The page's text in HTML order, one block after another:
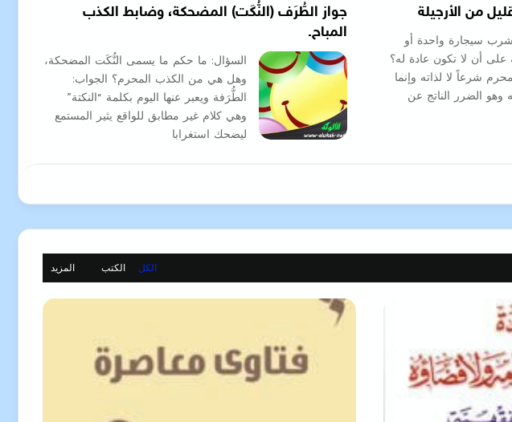
من الأرجيلة
سيجارة واحدة أو
على أن لا تكون عادة له؟
شرعاً لا لذاته وإنما
وهو الضرر الناتج عن
جواز الطُّرَف (النُّكَت) المضحكة، وضابط الكذب
المباح.
السؤال: ما حكم ما يسمى النُّكَت المضحكة،
وهل هي من الكذب المحرم؟ الجواب:
الطُّرَفة ويعبر عنها اليوم بكلمة “النكتة”
وهي كلام غير مطابق للواقع يثير المستمع
ليضحك استغرابا
الكل الكتب المزيد